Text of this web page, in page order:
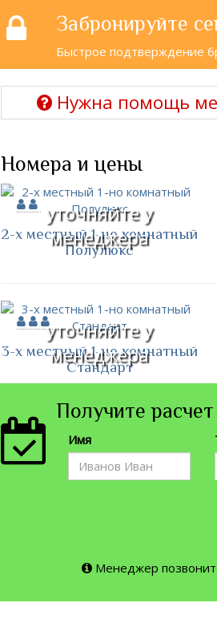
Забронируйте
Быстрое подтверждение
Нужна помощь
Номера и цены
уточняйте у
менеджера
2-х местный 1-но комнатный
Полулюкс
уточняйте у
менеджера
3-х местный 1-но комнатный
Стандарт
Получите
Имя
Менеджер позвонит